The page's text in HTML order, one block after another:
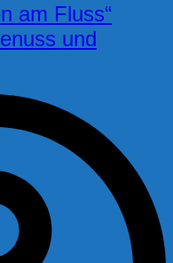
am Fluss“
und